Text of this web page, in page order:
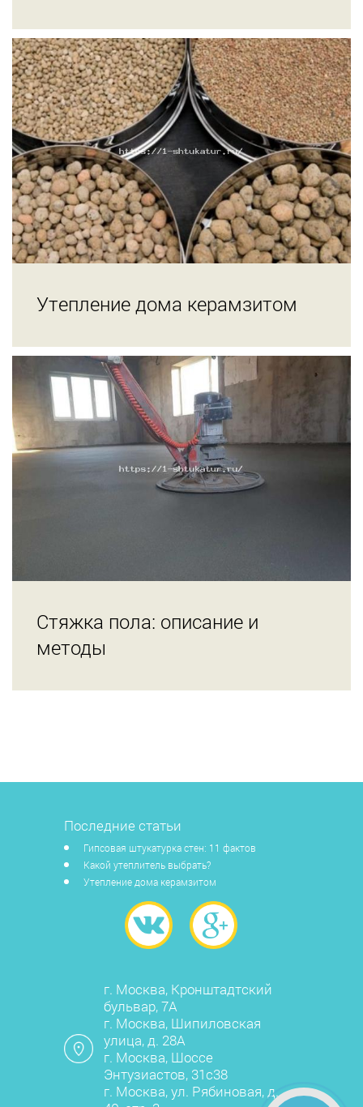
Утепление дома керамзитом
Стяжка пола: описание и
методы
Последние статьи
Гипсовая штукатурка стен: 11 фактов
Какой утеплитель выбрать?
Утепление дома керамзитом
г. Москва, Кронштадтский
бульвар, 7А
г. Москва, Шипиловская
улица, д. 28А
г. Москва, Шоссе
Энтузиастов, 31с38
г. Москва, ул. Рябиновая, д.